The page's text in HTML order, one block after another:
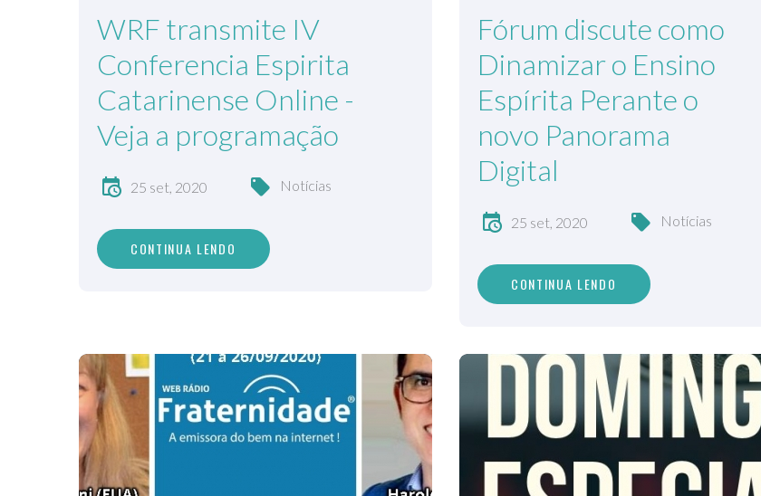
WRF transmite IV
Conferencia Espirita
Catarinense Online -
Veja a programação
25 set, 2020 Notícias
CONTINUA LENDO
Fórum discute como
Dinamizar o Ensino
Espírita Perante o
novo Panorama
Digital
25 set, 2020 Notícias
CONTINUA LENDO